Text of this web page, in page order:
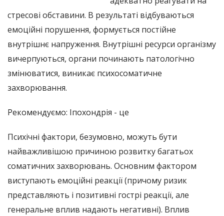
стресові обставини. В результаті відбуваються
емоційні порушення, формується постійне
внутрішнє напруження. Внутрішні ресурси організму
вичерпуються, органи починають патологічно
змінюватися, виникає психосоматичне
захворювання.
Рекомендуємо: Іпохондрія - це
Психічні фактори, безумовно, можуть бути
найважливішою причиною розвитку багатьох
соматичних захворювань. Основним фактором
виступають емоційні реакції (причому ризик
представляють і позитивні гострі реакції, але
генеральне вплив надають негативні). Вплив